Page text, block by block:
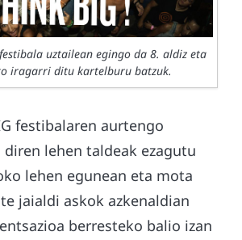
uztailean egingo da 8. aldiz eta
iragarri ditu kartelburu batzuk.
festibalaren aurtengo
lehen taldeak ezagutu
lehen egunean eta mota
jaialdi askok azkenaldian
berresteko balio izan